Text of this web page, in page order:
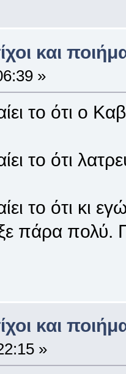
και
»
το ότι ο
το ότι
το ότι κι
πάρα πολύ.
και
»